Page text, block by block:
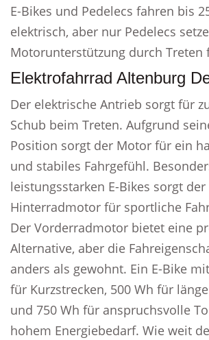
E-Bikes und Pedelecs fahren bis
elektrisch, aber nur Pedelecs
Motorunterstützung durch Treten
Elektrofahrrad Altenburg
Der elektrische Antrieb sorgt für
Schub beim Treten. Aufgrund
Position sorgt der Motor für ein
und stabiles Fahrgefühl.
leistungsstarken E-Bikes sorgt der
Hinterradmotor für sportliche
Der Vorderradmotor bietet eine
Alternative, aber die
anders als gewohnt. Ein E-Bike
für Kurzstrecken, 500 Wh für
und 750 Wh für anspruchsvolle
hohem Energiebedarf. Wie weit